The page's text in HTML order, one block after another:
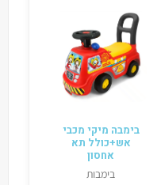
בימבה מיקי מכבי
אש+כולל תא
אחסון
בימבות